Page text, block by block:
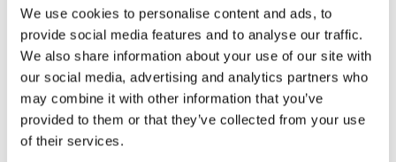
We use cookies to personalise content and ads, to
provide social media features and to analyse our traffic.
We also share information about your use of our site with
our social media, advertising and analytics partners who
may combine it with other information that you’ve
provided to them or that they’ve collected from your use
of their services.
éléments de base d’une écologie intégrale qui
peut sauver l’humanité des désastres
environnementaux.
La définition duBien Vivrenous aide à
comprendre comment la fraternité universelle
et le respect de la nature sont liés. Bien qu’il ne